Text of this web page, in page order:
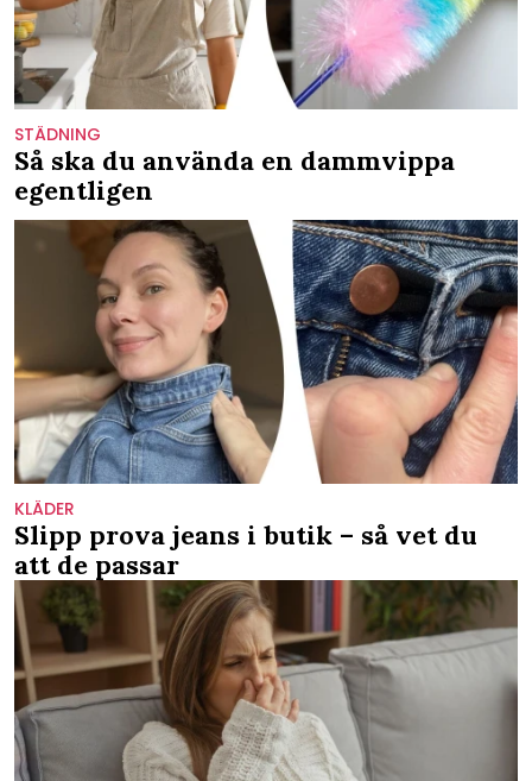
STÄDNING
Så ska du använda en dammvippa
egentligen
KLÄDER
Slipp prova jeans i butik – så vet du
att de passar